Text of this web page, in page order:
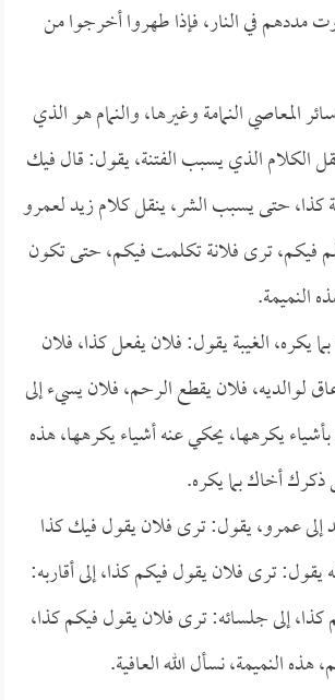
مددهم في النار، فإذا طهروا أخرجوا من
المعاصي النمامة وغيرها، والنمام هو الذي
الكلام الذي يسبب الفتنة، يقول: قال فيك
كذا، حتى يسبب الشر، ينقل كلام زيد لعمرو
فيكم، ترى فلانة تكلمت فيكم، حتى تكون
النميمة.
يكره، الغيبة يقول: فلان يفعل كذا، فلان
لوالديه، فلان يقطع الرحم، فلان يسيء إلى
يكرهها، يحكي عنه أشياء يكرهها، هذه
ذكرك أخاك بما يكره.
إلى عمرو، يقول: ترى فلان يقول فيك كذا
يقول: ترى فلان يقول فيكم كذا، إلى أقاربه:
إلى جلسائه: ترى فلان يقول فيكم كذا،
النميمة، نسأل الله العافية.